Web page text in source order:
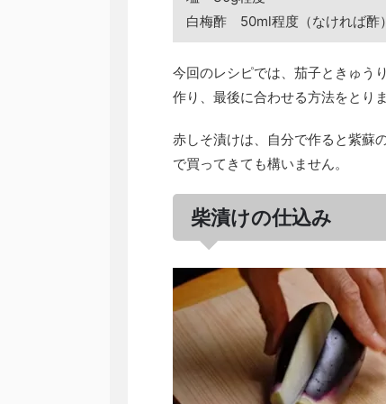
白梅酢 50ml程度（なければ酢）
今回のレシピでは、茄子ときゅう
作り、最後に合わせる方法をとりま
赤しそ漬けは、自分で作ると紫蘇
で買ってきても構いません。
柴漬けの仕込み